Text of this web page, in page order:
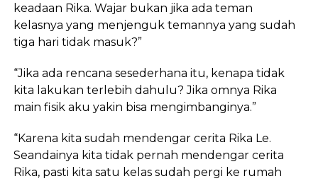
keadaan Rika. Wajar bukan jika ada teman
kelasnya yang menjenguk temannya yang sudah
tiga hari tidak masuk?”
“Jika ada rencana sesederhana itu, kenapa tidak
kita lakukan terlebih dahulu? Jika omnya Rika
main fisik aku yakin bisa mengimbanginya.”
“Karena kita sudah mendengar cerita Rika Le.
Seandainya kita tidak pernah mendengar cerita
Rika, pasti kita satu kelas sudah pergi ke rumah